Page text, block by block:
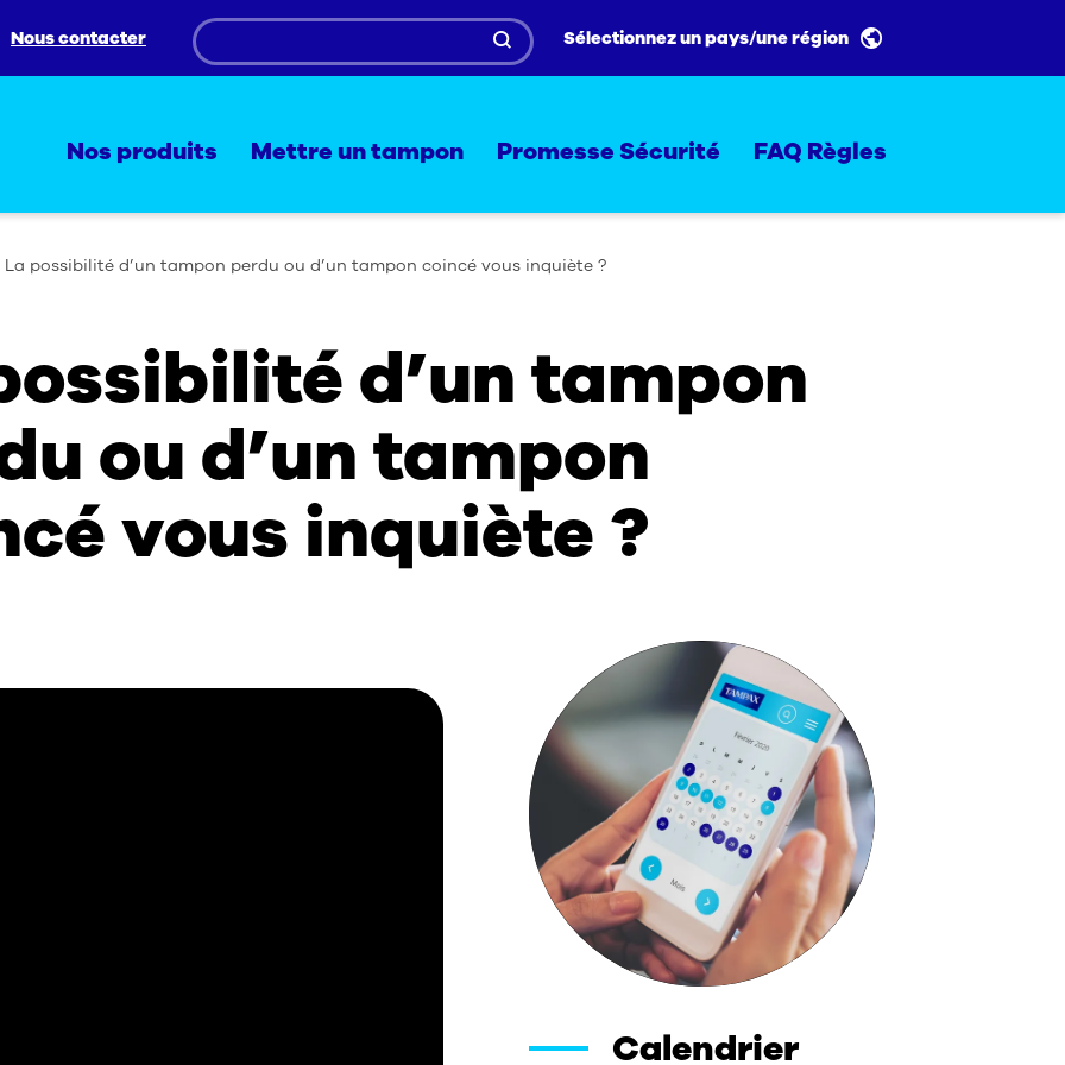
Nous contacter Sélectionnez un pays/une région
Nos produits Mettre un tampon Promesse Sécurité FAQ Règles
La possibilité d’un tampon perdu ou d’un tampon coincé vous inquiète ?
d’un tampon
ou d’un tampon
vous inquiète ?
Calendrier